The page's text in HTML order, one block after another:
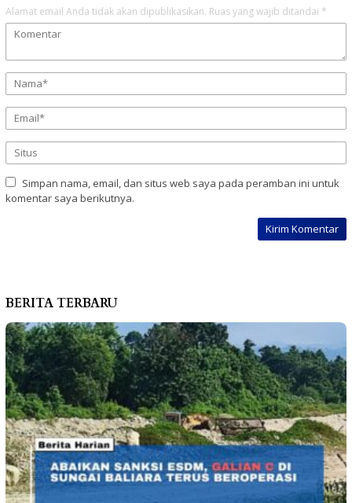
Alamat email Anda tidak akan dipublikasikan. Ruas yang wajib ditandai *
Simpan nama, email, dan situs web saya pada peramban ini untuk
komentar saya berikutnya.
BERITA TERBARU